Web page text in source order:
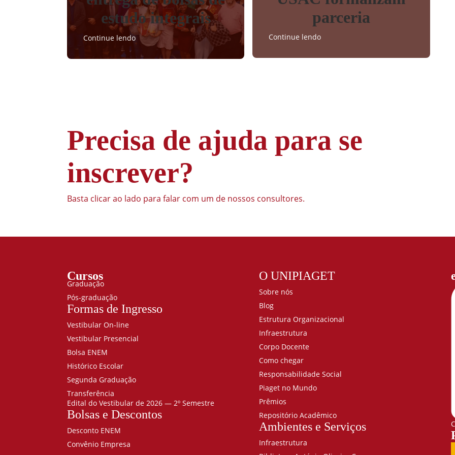
estudo integrais
Continue lendo
parceria
Continue lendo
Precisa de ajuda para se
inscrever?
Basta clicar ao lado para falar com um de nossos consultores.
Cursos
Graduação
Pós-graduação
Formas de Ingresso
Vestibular On-line
Vestibular Presencial
Bolsa ENEM
Histórico Escolar
Segunda Graduação
Transferência
Edital do Vestibular de 2026 — 2º Semestre
Bolsas e Descontos
Desconto ENEM
Convênio Empresa
O UNIPIAGET
Sobre nós
Blog
Estrutura Organizacional
Infraestrutura
Corpo Docente
Como chegar
Responsabilidade Social
Piaget no Mundo
Prêmios
Repositório Acadêmico
Ambientes e Serviços
Infraestrutura